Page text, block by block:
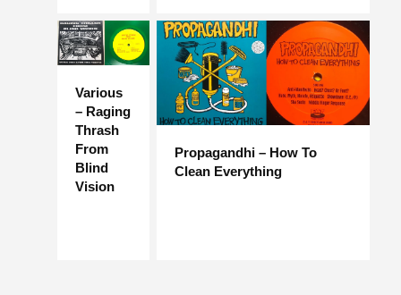
Various
– Raging
Thrash
From
Blind
Vision
Propagandhi – How To
Clean Everything